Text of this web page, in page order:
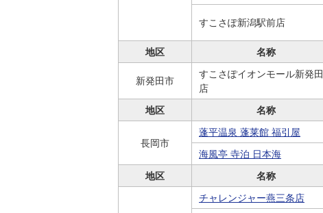
すこさぽ新潟駅前店
地区 名称
新発田市
すこさぽイオンモール新発田
店
地区 名称
長岡市
蓬平温泉 蓬莱館 福引屋
海風亭 寺泊 日本海
地区
名称
チャレンジャー燕三条店